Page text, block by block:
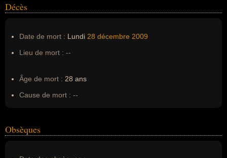
Décès
Date de mort : Lundi 28 décembre 2009
Lieu de mort : --
Âge de mort : 28 ans
Cause de mort : --
Obsèques